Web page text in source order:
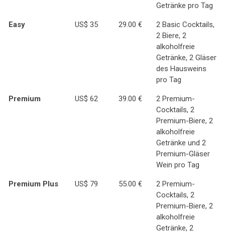
Getränke pro Tag
Easy US$ 35 29.00 €
2 Basic Cocktails,
2 Biere, 2
alkoholfreie
Getränke, 2 Gläser
des Hausweins
pro Tag
Premium US$ 62 39.00 €
2 Premium-
Cocktails, 2
Premium-Biere, 2
alkoholfreie
Getränke und 2
Premium-Gläser
Wein pro Tag
Premium Plus US$ 79 55.00 €
2 Premium-
Cocktails, 2
Premium-Biere, 2
alkoholfreie
Getränke, 2